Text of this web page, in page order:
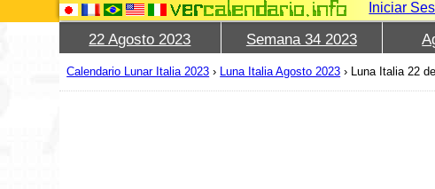
Iniciar
22 Agosto 2023 Semana 34 2023
Calendario Lunar Italia 2023 › Luna Italia Agosto 2023 › Luna Italia 22